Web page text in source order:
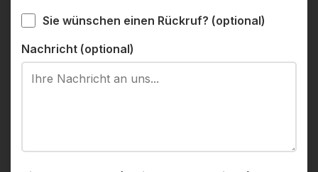
Sie wünschen einen Rückruf? (optional)
Nachricht (optional)